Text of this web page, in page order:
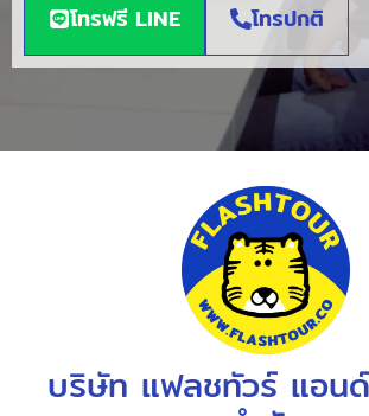
โทรฟรี LINE โทรปกติ
บริษัท แฟลชทัวร์ แอน